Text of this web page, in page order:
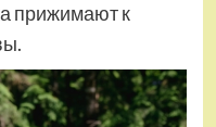
прижимают к